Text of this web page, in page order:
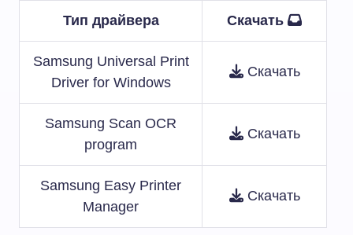
Тип драйвера Скачать
Samsung Universal Print
Driver for Windows
Скачать
Samsung Scan OCR
program
Скачать
Samsung Easy Printer
Manager
Скачать